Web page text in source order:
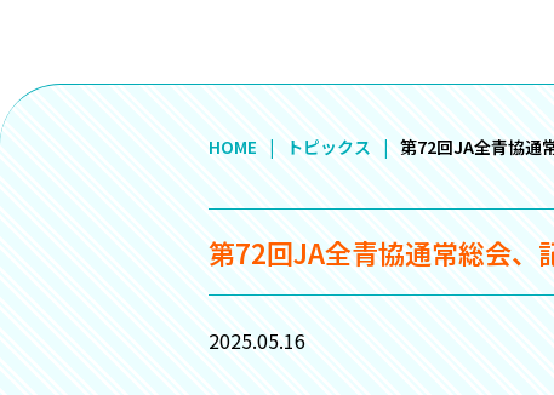
HOME トピックス 第72回JA全青協通
第72回JA全青協通常総会、
2025.05.16